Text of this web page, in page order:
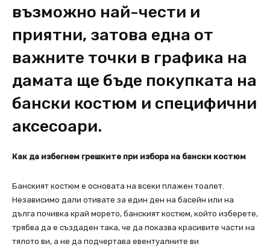
възможно най-чести и
приятни, затова една от
важните точки в графика на
дамата ще бъде покупката на
бански костюм и специфични
аксесоари.
Как да избегнем грешките при избора на бански костюм
Банският костюм е основата на всеки плажен тоалет.
Независимо дали отивате за един ден на басейн или на
дълга почивка край морето, банският костюм, който изберете,
трябва да е създаден така, че да показва красивите части на
тялото ви, а не да подчертава евентуалните ви